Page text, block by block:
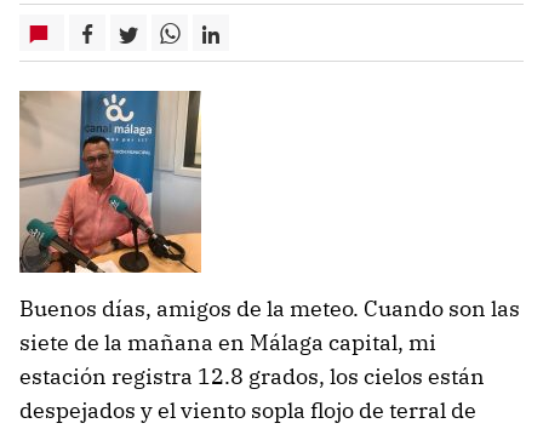
Buenos días, amigos de la meteo. Cuando son las
siete de la mañana en Málaga capital, mi
estación registra 12.8 grados, los cielos están
despejados y el viento sopla flojo de terral de